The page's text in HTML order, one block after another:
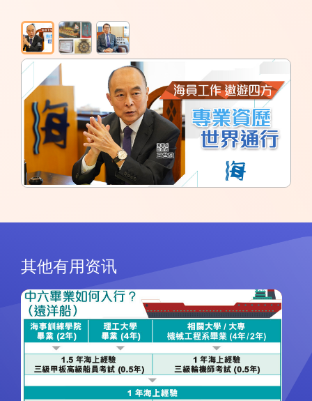
其他有用资讯